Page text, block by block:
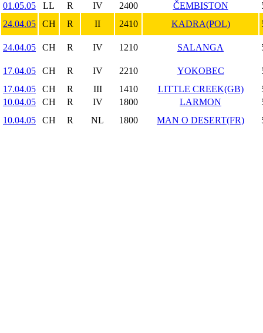
01.05.05
LL R IV 2400 ČEMBISTON
24.04.05
CH R II 2410 KADRA(POL)
24.04.05 CH R IV 1210 SALANGA
17.04.05 CH R IV 2210 YOKOBEC
17.04.05
CH R III 1410 LITTLE CREEK(GB)
10.04.05
CH R IV 1800 LARMON
10.04.05
CH R NL 1800 MAN O DESERT(FR)